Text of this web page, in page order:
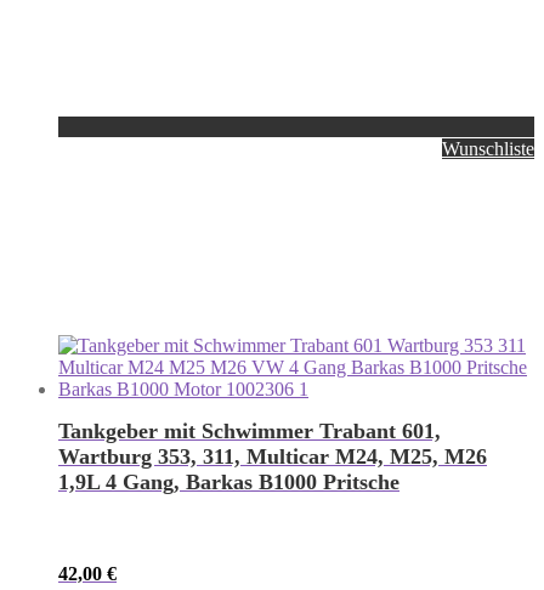
Wunschliste
Tankgeber mit Schwimmer Trabant 601,
Wartburg 353, 311, Multicar M24, M25, M26
1,9L 4 Gang, Barkas B1000 Pritsche
42,00 €